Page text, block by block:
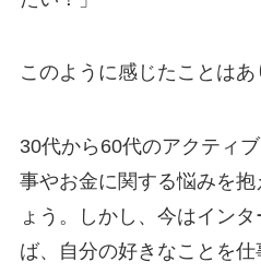
このように感じたことはあ
30代から60代のアクティ
事やお金に関する悩みを
ょう。しかし、今はイン
ば、自分の好きなことを